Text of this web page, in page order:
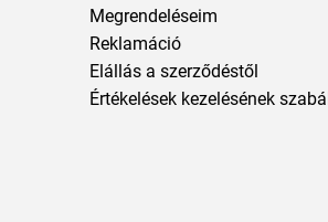
Megrendeléseim
Reklamáció
Elállás a szerződéstől
Értékelések kezelésének